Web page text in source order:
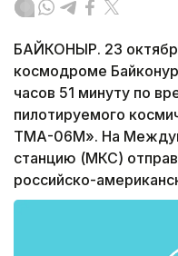
БАЙКОНЫР. 23
космодроме
часов 51 минуту по
пилотируемого
ТМА-06М». На
станцию (МКС)
российско-